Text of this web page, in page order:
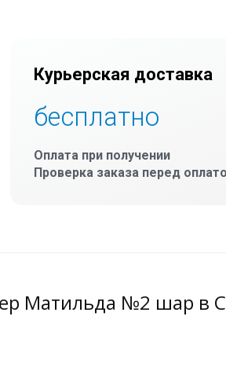
Курьерская доставка
бесплатно
Оплата при получении
Проверка заказа перед
Матильда №2 шар в